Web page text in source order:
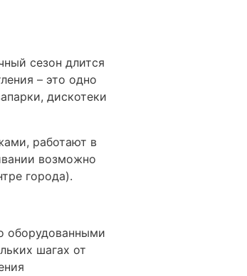
сезон длится
– это одно
дискотеки
работают в
возможно
города).
оборудованными
шагах от